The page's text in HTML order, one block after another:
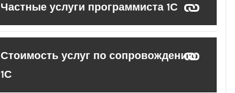
Частные услуги программиста 1С
Стоимость услуг по сопровождению
1С